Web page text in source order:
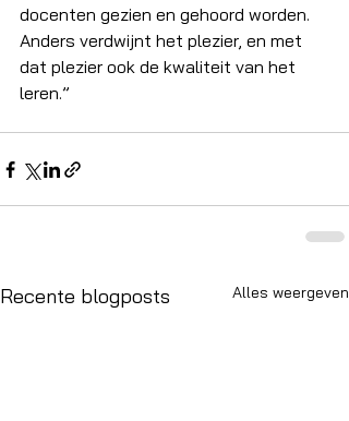
docenten gezien en gehoord worden.
Anders verdwijnt het plezier, en met
dat plezier ook de kwaliteit van het
leren.”
Recente blogposts Alles weergeven